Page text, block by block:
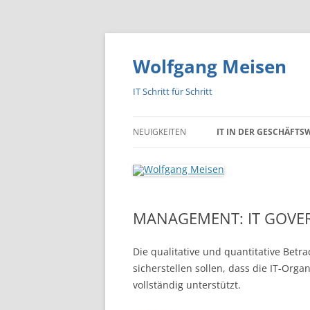
Zum
springen
Wolfgang Meisen
IT Schritt für Schritt
NEUIGKEITEN IT IN DER
FLUCH ODER SEGEN?
ERFOLGREICHEN
WIE RETTET MAN EIN
MANAGEMENT: IT
Die qualitative und quantitative
sicherstellen sollen, dass die IT-
vollständig unterstützt.